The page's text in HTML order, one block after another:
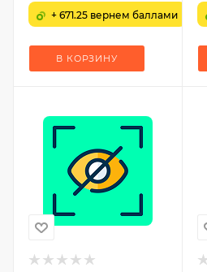
+ 671.25 вернем баллами
В КОРЗИНУ